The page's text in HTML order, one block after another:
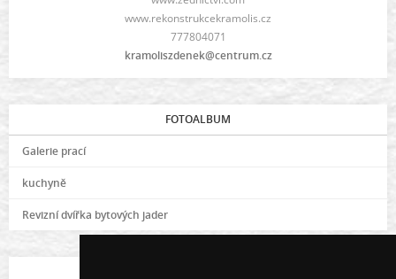
www.rekonstrukcekramolis.cz
777804071
kramoliszdenek@centrum.cz
FOTOALBUM
Galerie prací
kuchyně
Revizní dvířka bytových jader